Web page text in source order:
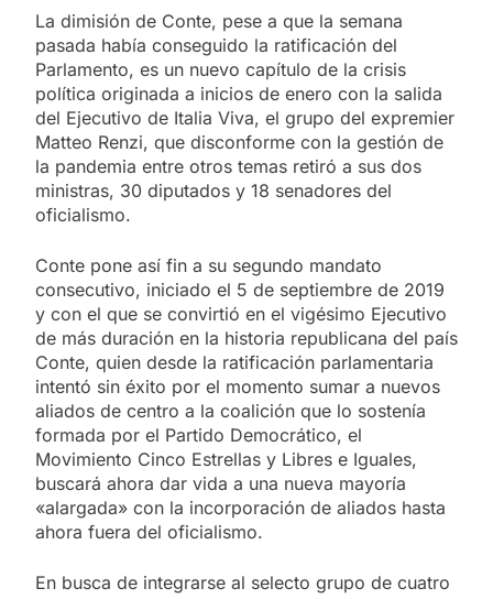
La dimisión de Conte, pese a que la semana
pasada había conseguido la ratificación del
Parlamento, es un nuevo capítulo de la crisis
política originada a inicios de enero con la salida
del Ejecutivo de Italia Viva, el grupo del expremier
Matteo Renzi, que disconforme con la gestión de
la pandemia entre otros temas retiró a sus dos
ministras, 30 diputados y 18 senadores del
oficialismo.
Conte pone así fin a su segundo mandato
consecutivo, iniciado el 5 de septiembre de 2019
y con el que se convirtió en el vigésimo Ejecutivo
de más duración en la historia republicana del país
Conte, quien desde la ratificación parlamentaria
intentó sin éxito por el momento sumar a nuevos
aliados de centro a la coalición que lo sostenía
formada por el Partido Democrático, el
Movimiento Cinco Estrellas y Libres e Iguales,
buscará ahora dar vida a una nueva mayoría
«alargada» con la incorporación de aliados hasta
ahora fuera del oficialismo.
En busca de integrarse al selecto grupo de cuatro